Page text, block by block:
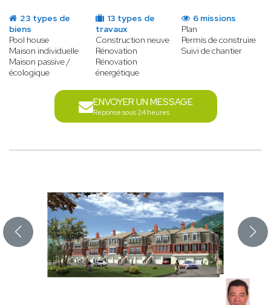
23 types de
biens
Pool house
Maison individuelle
Maison passive /
écologique
13 types de
travaux
Construction neuve
Rénovation
Rénovation
énergétique
6 missions
Plan
Permis de construire
Suivi de chantier
ENVOYER UN MESSAGE
Réponse sous 24 heures